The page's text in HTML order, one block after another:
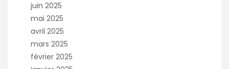
juin 2025
mai 2025
avril 2025
mars 2025
février 2025